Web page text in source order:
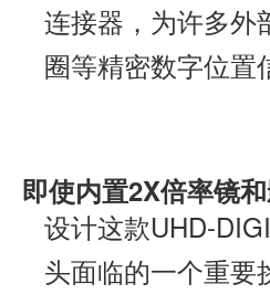
连接器，为许多外
圈等精密数字位置
即使内置2X倍率镜
设计这款UHD-
头面临的一个重要